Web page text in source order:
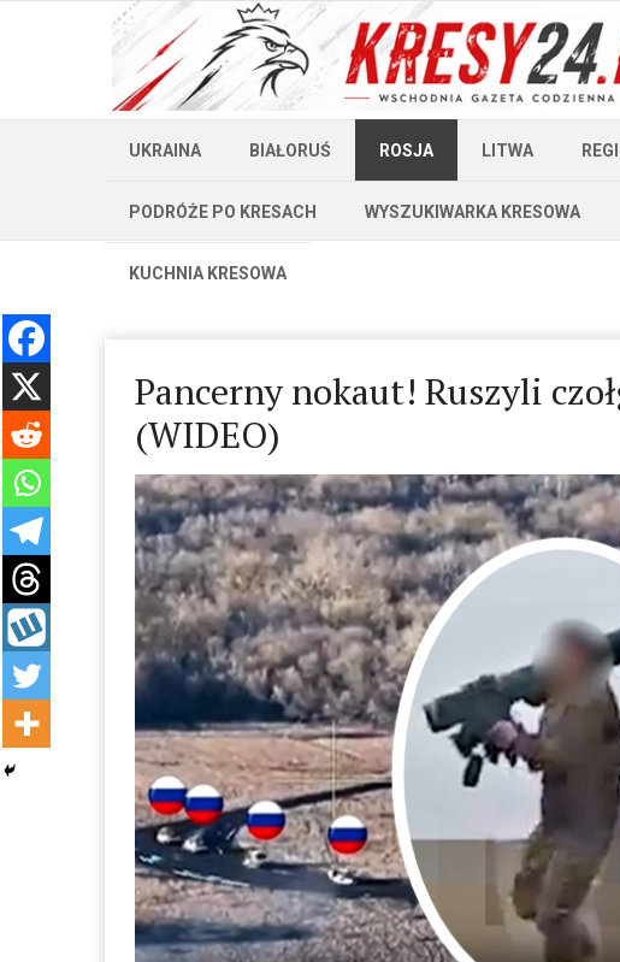
UKRAINA BIAŁORUŚ ROSJA LITWA
PODRÓŻE PO KRESACH WYSZUKIWARKA KRESOWA
KUCHNIA KRESOWA
Pancerny nokaut! Ruszyli
(WIDEO)